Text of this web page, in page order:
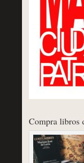
Compra libros